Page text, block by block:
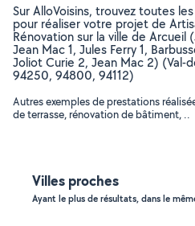
Sur AlloVoisins, trouvez toutes
pour réaliser votre projet de
Rénovation sur la ville de Arcueil
Jean Mac 1, Jules Ferry 1,
Joliot Curie 2, Jean Mac 2) (Val-
94250, 94800, 94112)
Autres exemples de prestations
de terrasse, rénovation de bâtiment, ..
Villes proches
Ayant le plus de résultats, dans le